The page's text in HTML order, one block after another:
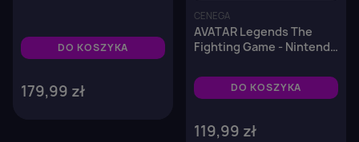
DO KOSZYKA
179,99 zł
CENEGA
AVATAR Legends The
Fighting Game - Nintendo
DO KOSZYKA
119,99 zł